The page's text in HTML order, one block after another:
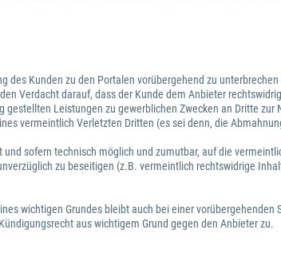
Kunden zu den Portalen vorübergehend zu
Verdacht darauf, dass der Kunde dem Anbieter
Leistungen zu gewerblichen Zwecken an Dritte zur
vermeintlich Verletzten Dritten (es sei denn, die
sofern technisch möglich und zumutbar, auf die
zu beseitigen (z.B. vermeintlich rechtswidrige
wichtigen Grundes bleibt auch bei einer vorübergehenden
aus wichtigem Grund gegen den Anbieter zu.